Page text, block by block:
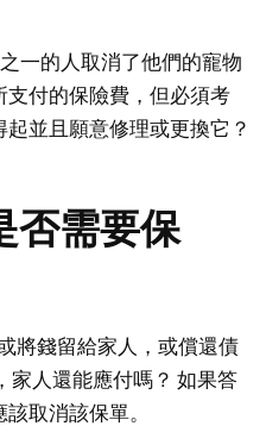
一的人取消了他們的寵物
付的保險費，但必須考
並且願意修理或更換它？
否需要保
將錢留給家人，或償還債
家人還能應付嗎？ 如果答
取消該保單。